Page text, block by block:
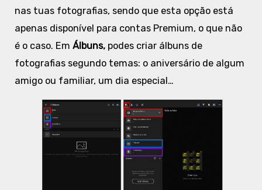
nas tuas fotografias, sendo que esta opção está
apenas disponível para contas Premium, o que não
é o caso. Em Álbuns,podes criar álbuns de
fotografias segundo temas: o aniversário de algum
amigo ou familiar, um dia especial…